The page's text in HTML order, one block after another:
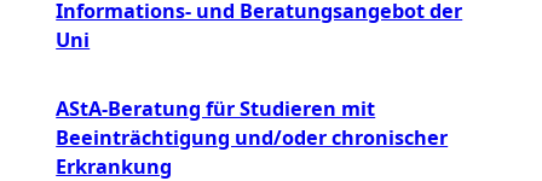
Informations- und Beratungsangebot der
Uni
AStA-Beratung für Studieren mit
Beeinträchtigung und/oder chronischer
Erkrankung